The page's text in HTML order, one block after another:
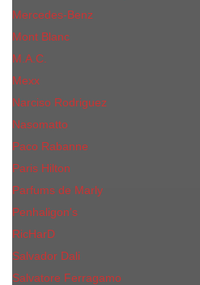
Mercedes-Benz
Mont Blanc
M.А.C.
Mexx
Narciso Rodriguez
Nasomatto
Paco Rabanne
Paris Hilton
Parfums de Marly
Penhaligon​'s
RicHarD
Salvador Dali
Salvatore Ferragamo